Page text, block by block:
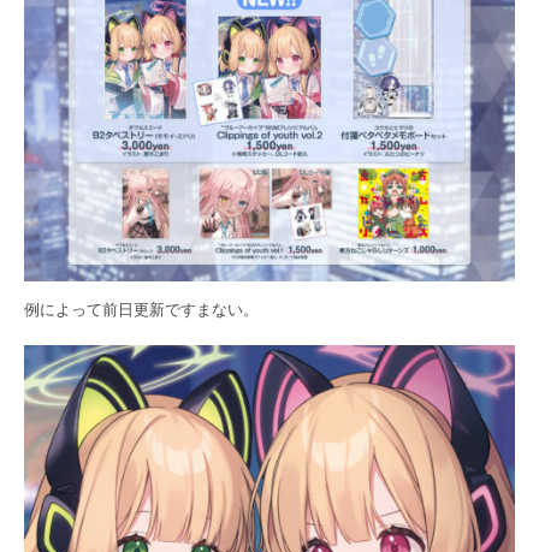
例によって前日更新ですまない。